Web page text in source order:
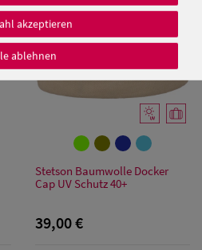
Stetson Baumwolle Docker
Cap UV Schutz 40+
39,00 €
akzeptieren
ablehnen